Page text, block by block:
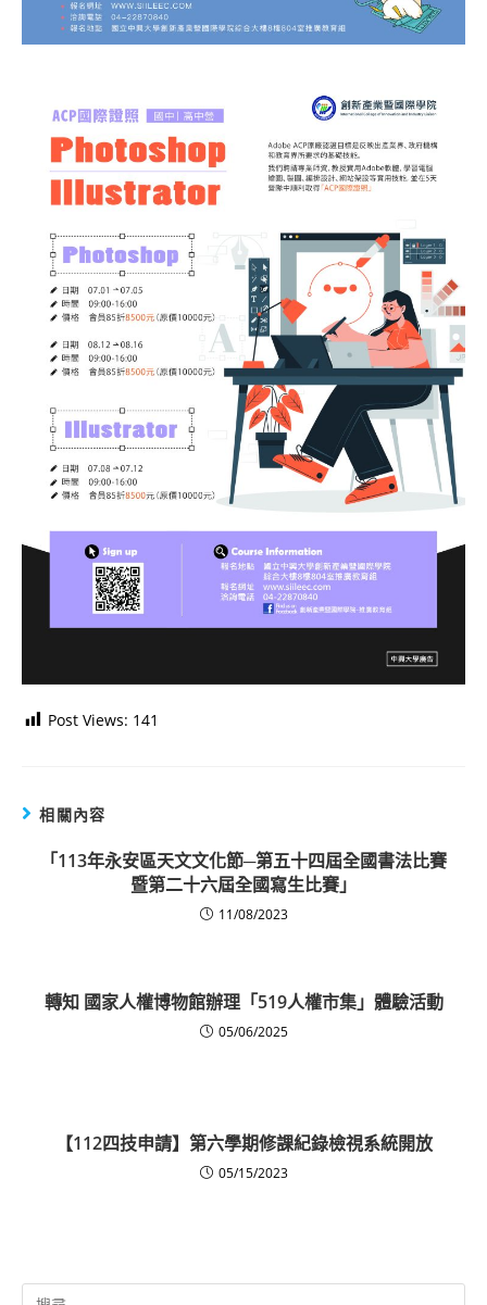
Post Views: 141
相關內容
「113年永安區天文文化節─第五十四屆全國書法比賽
暨第二十六屆全國寫生比賽」
11/08/2023
轉知 國家人權博物館辦理「519人權市集」體驗活動
05/06/2025
【112四技申請】第六學期修課紀錄檢視系統開放
05/15/2023
Search